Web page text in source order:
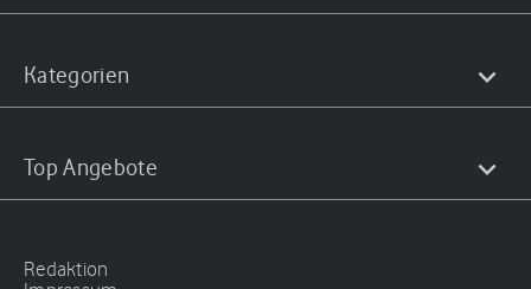
Kategorien
Top Angebote
Redaktion